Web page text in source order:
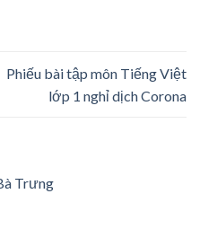
Phiếu bài tập môn Tiếng Việt
lớp 1 nghỉ dịch Corona
Trưng